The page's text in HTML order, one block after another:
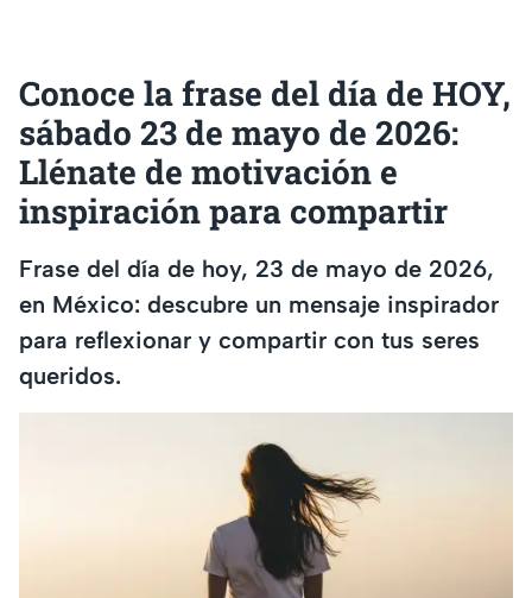
Conoce la frase del día de HOY,
sábado 23 de mayo de 2026:
Llénate de motivación e
inspiración para compartir
Frase del día de hoy, 23 de mayo de 2026,
en México: descubre un mensaje inspirador
para reflexionar y compartir con tus seres
queridos.